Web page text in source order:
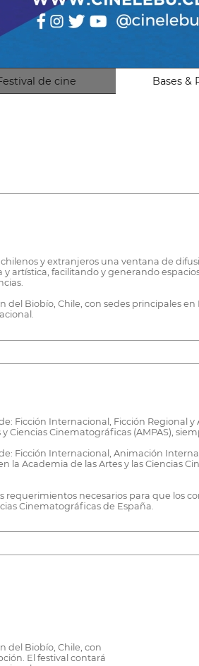
de cine Bases &
y extranjeros una ventana de
facilitando y generando
del Biobío, Chile, con sedes principales
Ficción Internacional, Ficción Regional
Cinematográficas (AMPAS),
Ficción Internacional, Animación
la Academia de las Artes y las Ciencias
necesarios para que los
Cinematográficas de España.
del Biobío, Chile, con
El festival contará